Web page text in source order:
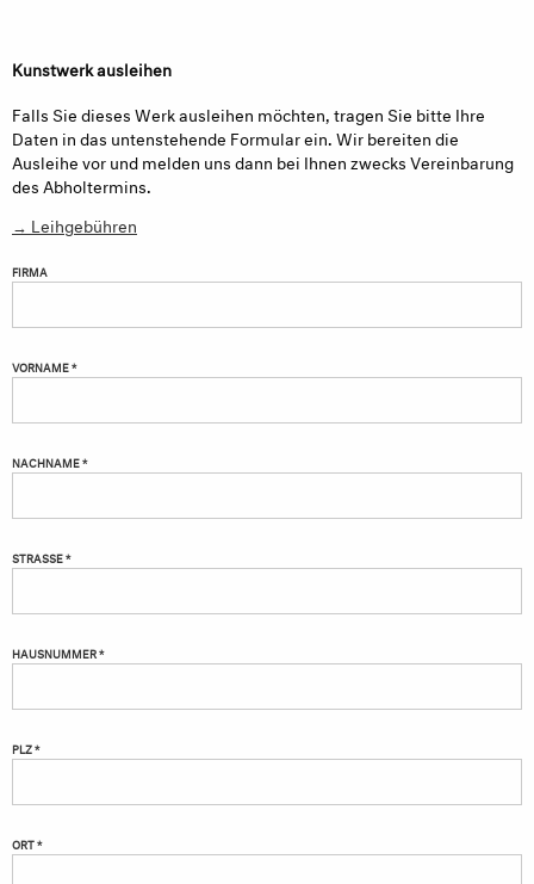
Kunstwerk ausleihen
Falls Sie dieses Werk ausleihen möchten, tragen Sie bitte Ihre
Daten in das untenstehende Formular ein. Wir bereiten die
Ausleihe vor und melden uns dann bei Ihnen zwecks Vereinbarung
des Abholtermins.
→ Leihgebühren
FIRMA
VORNAME *
NACHNAME *
STRASSE *
HAUSNUMMER *
PLZ *
ORT *